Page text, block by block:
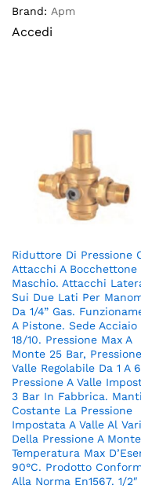
Brand: Apm
Accedi
Riduttore Di Pressione
Attacchi A Bocchettone
Maschio. Attacchi
Sui Due Lati Per
Da 1/4” Gas.
A Pistone. Sede Acciaio
18/10. Pressione Max A
Monte 25 Bar,
Valle Regolabile Da 1 A
Pressione A Valle
3 Bar In Fabbrica.
Costante La Pressione
Impostata A Valle Al
Della Pressione A
Temperatura Max
90°C. Prodotto
Alla Norma En1567. 1/